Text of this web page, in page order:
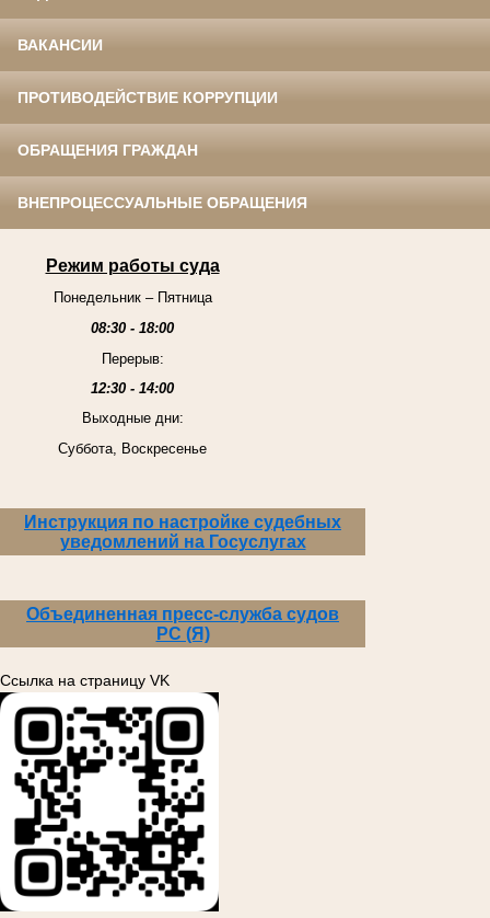
ВАКАНСИИ
ПРОТИВОДЕЙСТВИЕ КОРРУПЦИИ
ОБРАЩЕНИЯ ГРАЖДАН
ВНЕПРОЦЕССУАЛЬНЫЕ ОБРАЩЕНИЯ
Режим работы суда
Понедельник – Пятница
08:30 - 18:00
Перерыв:
12:30 - 14:00
Выходные дни:
Суббота, Воскресенье
Инструкция по настройке судебных
уведомлений на Госуслугах
Объединенная пресс-служба судов
РС (Я)
Ссылка на страницу VK